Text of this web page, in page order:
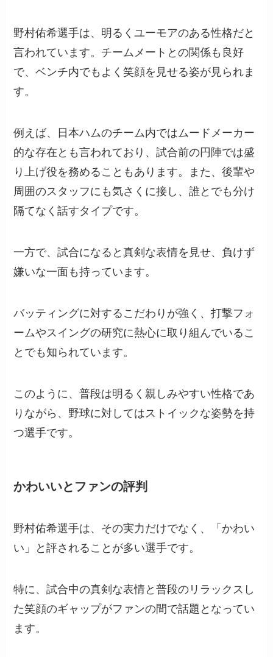
野村佑希選手は、明るくユーモアのある性格だと
言われています。チームメートとの関係も良好
で、ベンチ内でもよく笑顔を見せる姿が見られま
す。
例えば、日本ハムのチーム内ではムードメーカー
的な存在とも言われており、試合前の円陣では盛
り上げ役を務めることもあります。また、後輩や
周囲のスタッフにも気さくに接し、誰とでも分け
隔てなく話すタイプです。
一方で、試合になると真剣な表情を見せ、負けず
嫌いな一面も持っています。
バッティングに対するこだわりが強く、打撃フォ
ームやスイングの研究に熱心に取り組んでいるこ
とでも知られています。
このように、普段は明るく親しみやすい性格であ
りながら、野球に対してはストイックな姿勢を持
つ選手です。
かわいいとファンの評判
野村佑希選手は、その実力だけでなく、「かわい
い」と評されることが多い選手です。
特に、試合中の真剣な表情と普段のリラックスし
た笑顔のギャップがファンの間で話題となってい
ます。